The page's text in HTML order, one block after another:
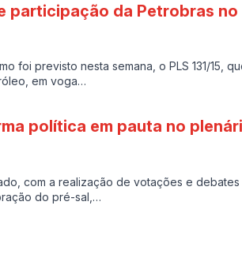
participação da Petrobras
foi previsto nesta semana, o PLS 131/15,
em voga…
política em pauta no
com a realização de votações e
do pré-sal,…